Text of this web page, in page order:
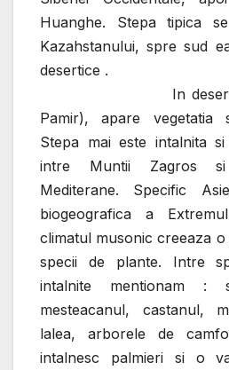
Huanghe. Stepa tipica
Kazahstanului, spre sud
desertice .
In
Pamir), apare vegetatia
Stepa mai este intalnita
intre Muntii Zagros
Mediterane. Specific
biogeografica a
climatul musonic creeaza
specii de plante. Intre
intalnite mentionam :
mesteacanul, castanul,
lalea, arborele de
intalnesc palmieri si o